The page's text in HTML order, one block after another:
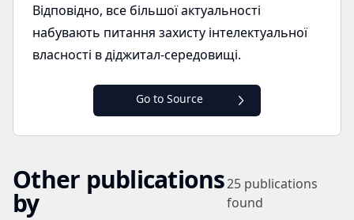
Відповідно, все більшої актуальності
набувають питання захисту інтелектуальної
власності в діджитал-середовищі.
Go to Source
Other publications
by
25 publications
found